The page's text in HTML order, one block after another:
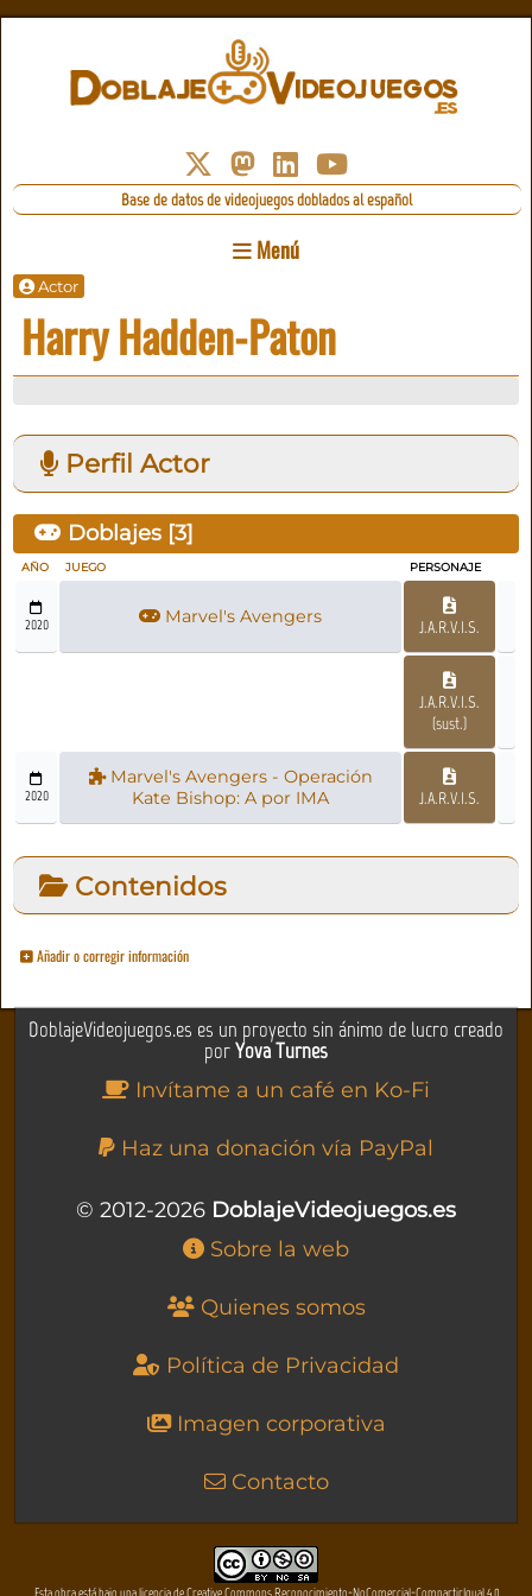
Base de datos de videojuegos doblados al español
Menú
Actor
Harry Hadden-Paton
Perfil Actor
Doblajes [3]
AÑO JUEGO PERSONAJE
2020 Marvel's Avengers J.A.R.V.I.S.
J.A.R.V.I.S.
(sust.)
2020
Marvel's Avengers - Operación
Kate Bishop: A por IMA
J.A.R.V.I.S.
Contenidos
Añadir o corregir información
DoblajeVideojuegos.es es un proyecto sin ánimo de lucro creado
porYova Turnes
Invítame a un café en Ko-Fi
Haz una donación vía PayPal
© 2012-2026 DoblajeVideojuegos.es
Sobre la web
Quienes somos
Política de Privacidad
Imagen corporativa
Contacto